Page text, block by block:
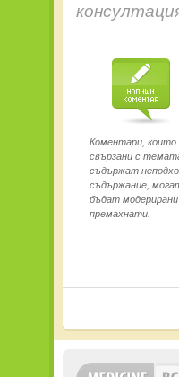
Коментари, които
свързани с
съдържат
съдържание,
бъдат модерирани
премахнати.